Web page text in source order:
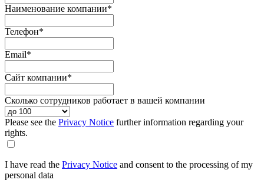
Наименование компании*
Телефон*
Email*
Сайт компании*
Сколько сотрудников работает в вашей компании
Please see the Privacy Notice further information regarding your
rights.
I have read the Privacy Notice and consent to the processing of my
personal data